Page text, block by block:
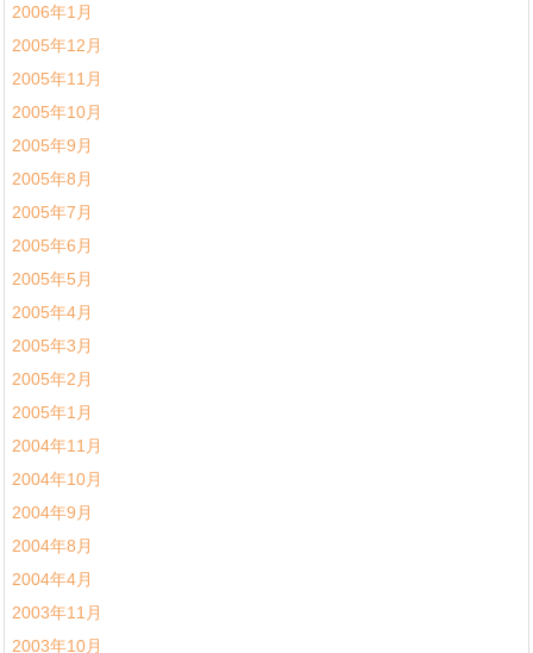
2006年1月
2005年12月
2005年11月
2005年10月
2005年9月
2005年8月
2005年7月
2005年6月
2005年5月
2005年4月
2005年3月
2005年2月
2005年1月
2004年11月
2004年10月
2004年9月
2004年8月
2004年4月
2003年11月
2003年10月